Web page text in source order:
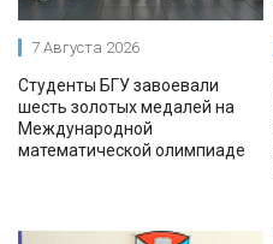
7 Августа 2026
Студенты БГУ завоевали
шесть золотых медалей на
Международной
математической олимпиаде